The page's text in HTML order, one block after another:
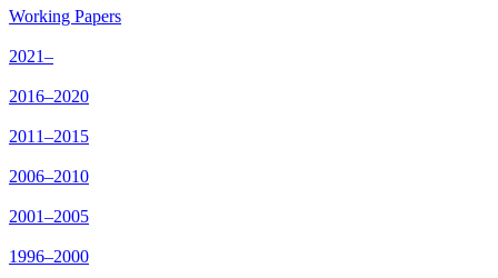
Working Papers
2021–
2016–2020
2011–2015
2006–2010
2001–2005
1996–2000